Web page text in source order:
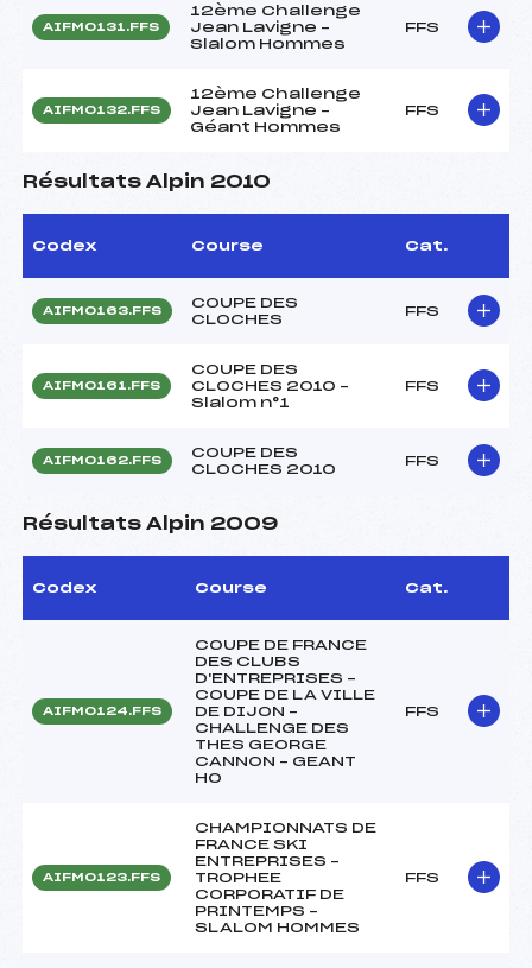
AIFM0131.FFS
12ème Challenge
Jean Lavigne –
Slalom Hommes
FFS
AIFM0132.FFS
12ème Challenge
Jean Lavigne –
Géant Hommes
FFS
Résultats Alpin 2010
Codex Course Cat.
AIFM0163.FFS
COUPE DES
CLOCHES
FFS
AIFM0161.FFS
COUPE DES
CLOCHES 2010 –
Slalom n°1
FFS
AIFM0162.FFS
COUPE DES
CLOCHES 2010
FFS
Résultats Alpin 2009
Codex Course Cat.
AIFM0124.FFS
COUPE DE FRANCE
DES CLUBS
D'ENTREPRISES –
COUPE DE LA VILLE
DE DIJON –
CHALLENGE DES
THES GEORGE
CANNON – GEANT
HO
FFS
AIFM0123.FFS
CHAMPIONNATS DE
FRANCE SKI
ENTREPRISES –
TROPHEE
CORPORATIF DE
PRINTEMPS –
SLALOM HOMMES
FFS